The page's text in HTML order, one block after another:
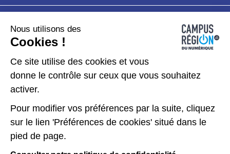
Plan du site
Données personnelles
Gérer les cookies
Kit de communication
Accessibilité : partiellement conforme
Nous utilisons des
Cookies !
Ce site utilise des cookies et vous
donne le contrôle sur ceux que vous souhaitez
activer.
Pour modifier vos préférences par la suite, cliquez
sur le lien 'Préférences de cookies' situé dans le
pied de page.